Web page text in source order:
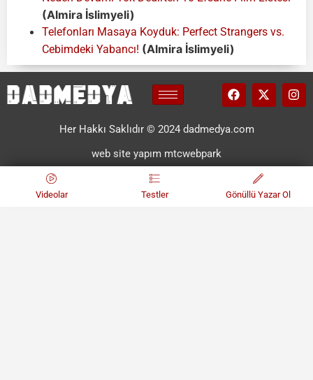
(Almira İslimyeli)
Telefonları Masaya Koyduk: Perfect Strangers vs.
Cebimdeki Yabancı! (Almira İslimyeli)
Her Hakkı Saklıdır © 2024 dadmedya.com
web site yapım mtcwebpark
Videolar Testler Gönüllü Yazar Ol